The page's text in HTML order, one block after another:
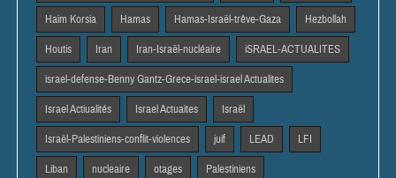
Haim Korsia Hamas Hamas-Israël-trêve-Gaza Hezbollah
Houtis Iran Iran-Israël-nucléaire iSRAEL-ACTUALITES
israel-defense-Benny Gantz-Grece-israel-israel Actualites
Israel Actiualités Israel Actuaites Israël
Israël-Palestiniens-conflit-violences juif LEAD LFI
Liban nucleaire otages Palestiniens